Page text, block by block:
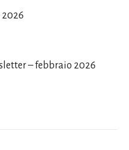
2026
– febbraio 2026